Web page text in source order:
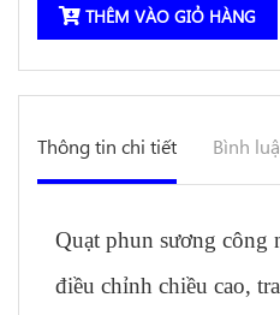
THÊM VÀO GIỎ HÀNG
Thông tin chi tiết Bình
Quạt phun sương công
điều chỉnh chiều cao,